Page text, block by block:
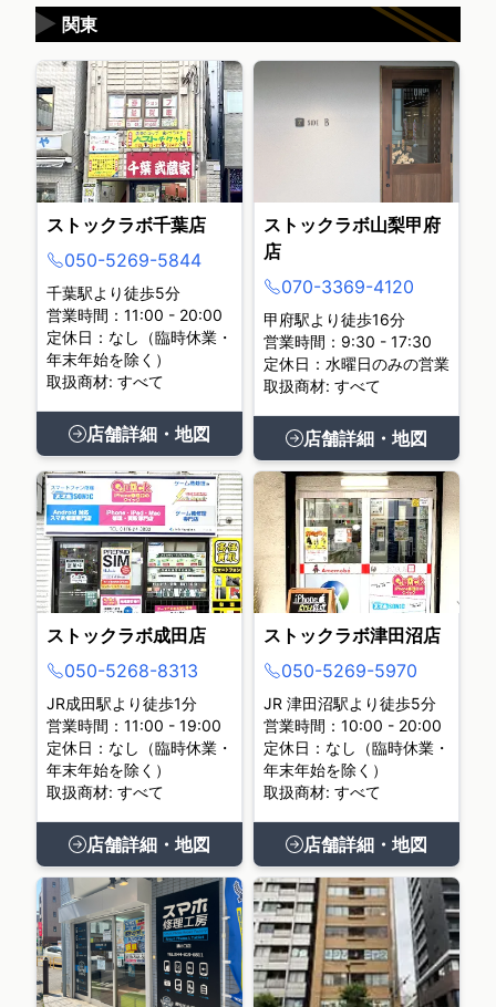
関東
▶
ストックラボ千葉店
050-5269-5844
千葉駅より徒歩5分
営業時間：11:00 - 20:00
定休日：なし（臨時休業・
年末年始を除く）
取扱商材: すべて
店舗詳細・地図
ストックラボ山梨甲府
店
070-3369-4120
甲府駅より徒歩16分
営業時間：9:30 - 17:30
定休日：水曜日のみの営業
取扱商材: すべて
店舗詳細・地図
ストックラボ成田店
050-5268-8313
JR成田駅より徒歩1分
営業時間：11:00 - 19:00
定休日：なし（臨時休業・
年末年始を除く）
取扱商材: すべて
店舗詳細・地図
ストックラボ津田沼店
050-5269-5970
JR 津田沼駅より徒歩5分
営業時間：10:00 - 20:00
定休日：なし（臨時休業・
年末年始を除く）
取扱商材: すべて
店舗詳細・地図